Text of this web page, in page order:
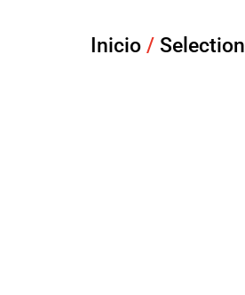
Inicio /